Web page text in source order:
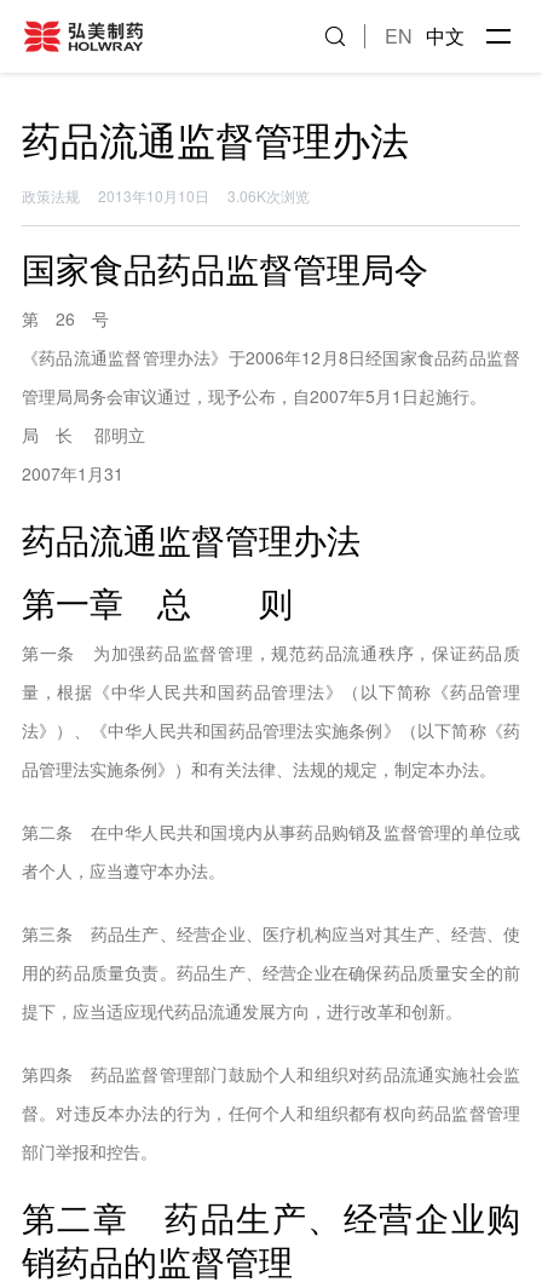
EN 中文
药品流通监督管理办法
政策法规 2013年10月10日 3.06K次浏览
国家食品药品监督管理局令
第 26 号
《药品流通监督管理办法》于2006年12月8日经国家食品药品监督
管理局局务会审议通过，现予公布，自2007年5月1日起施行。
局 长 邵明立
2007年1月31
药品流通监督管理办法
第一章 总 则
第一条 为加强药品监督管理，规范药品流通秩序，保证药品质
量，根据《中华人民共和国药品管理法》（以下简称《药品管理
法》）、《中华人民共和国药品管理法实施条例》（以下简称《药
品管理法实施条例》）和有关法律、法规的规定，制定本办法。
第二条 在中华人民共和国境内从事药品购销及监督管理的单位或
者个人，应当遵守本办法。
第三条 药品生产、经营企业、医疗机构应当对其生产、经营、使
用的药品质量负责。药品生产、经营企业在确保药品质量安全的前
提下，应当适应现代药品流通发展方向，进行改革和创新。
第四条 药品监督管理部门鼓励个人和组织对药品流通实施社会监
督。对违反本办法的行为，任何个人和组织都有权向药品监督管理
部门举报和控告。
第二章 药品生产、经营企业购
销药品的监督管理